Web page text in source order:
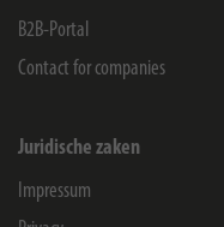
B2B-Portal
Contact for companies
Juridische zaken
Impressum